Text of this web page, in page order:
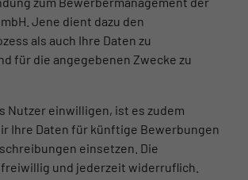
Jene dient dazu den
als auch Ihre Daten zu
für die angegebenen Zwecke zu
Nutzer einwilligen, ist es zudem
Ihre Daten für künftige Bewerbungen
einsetzen. Die
und jederzeit widerruflich.